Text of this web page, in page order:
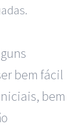
bem fácil
bem